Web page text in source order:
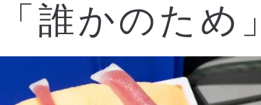
「誰かのため